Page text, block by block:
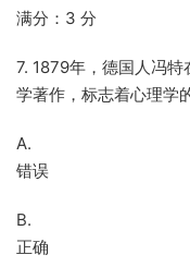
满分：3 分
7. 1879年，德国人冯
学著作，标志着心理学
A.
错误
B.
正确